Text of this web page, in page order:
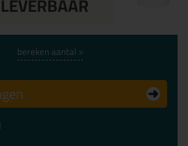
bereken aantal >